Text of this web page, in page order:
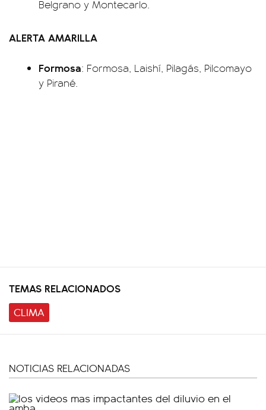
Belgrano y Montecarlo.
ALERTA AMARILLA
Formosa: Formosa, Laishí, Pilagás, Pilcomayo
y Pirané.
TEMAS RELACIONADOS
CLIMA
NOTICIAS RELACIONADAS